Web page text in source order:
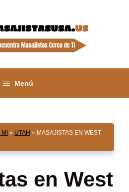
Menú
» UTAH » MASAJISTAS EN WEST
en West